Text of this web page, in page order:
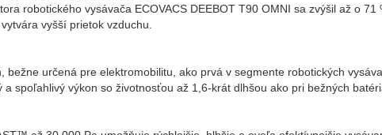
robotického vysávača ECOVACS DEEBOT T90 OMNI sa zvýšil až o
vyšší prietok vzduchu.
bežne určená pre elektromobilitu, ako prvá v segmente robotických
spoľahlivý výkon so životnosťou až 1,6-krát dlhšou ako pri bežných